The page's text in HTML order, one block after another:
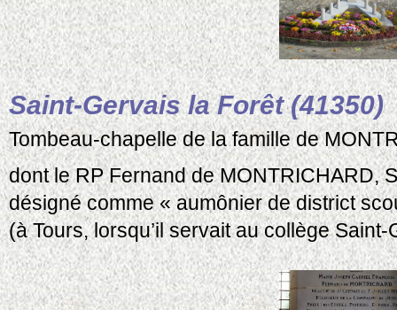
Saint-Gervais la Forêt (41350)
Tombeau-chapelle de la famille de
dont le RP Fernand de MONTRICHARD,
désigné comme « aumônier de district
(à Tours, lorsqu’il servait au collège Saint-